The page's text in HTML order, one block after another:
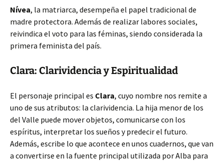
Nívea, la matriarca, desempeña el papel tradicional de
madre protectora. Además de realizar labores sociales,
reivindica el voto para las féminas, siendo considerada la
primera feminista del país.
Clara: Clarividencia y Espiritualidad
El personaje principal es Clara, cuyo nombre nos remite a
uno de sus atributos: la clarividencia. La hija menor de los
del Valle puede mover objetos, comunicarse con los
espíritus, interpretar los sueños y predecir el futuro.
Además, escribe lo que acontece en unos cuadernos, que van
a convertirse en la fuente principal utilizada por Alba para